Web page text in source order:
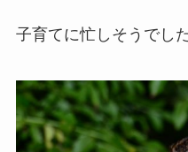
子育てに忙しそうでし